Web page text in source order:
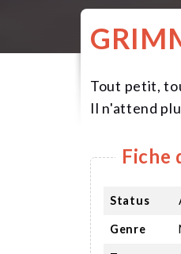
Tout petit,
Il n'attend
Fiche
Status
Genre